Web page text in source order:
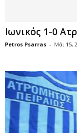
Ιωνικός 1-0
Petros Psarras - Μάι 15,